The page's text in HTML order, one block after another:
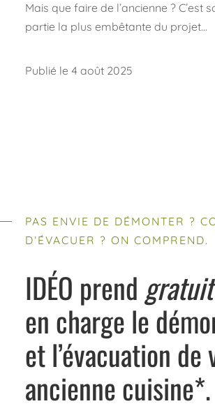
Mais que faire de l’ancienne ? C’est
partie la plus embêtante du projet…
Publié le 4 août 2025
PAS ENVIE DE DÉMONTER ?
D’ÉVACUER ? ON COMPREND.
IDÉO prend
en charge le
et l’évacuation de
ancienne cuisine*.